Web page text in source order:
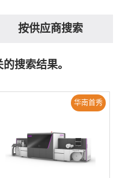
按供应商搜索
搜索结果。
华南首秀